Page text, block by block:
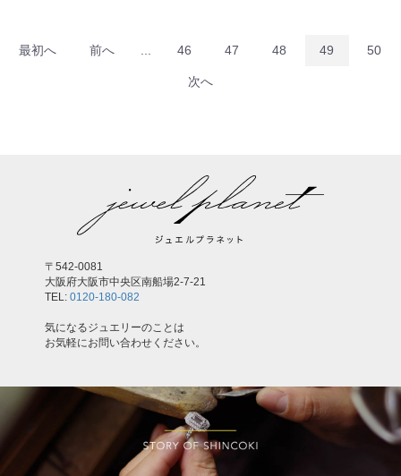
最初へ 前へ 46 47 48 49 50
次へ
〒542-0081
大阪府大阪市中央区南船場2-7-21
TEL: 0120-180-082
気になるジュエリーのことは
お気軽にお問い合わせください。